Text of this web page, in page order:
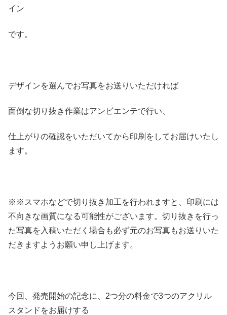
イン
です。
デザインを選んでお写真をお送りいただければ
面倒な切り抜き作業はアンビエンテで行い、
仕上がりの確認をいただいてから印刷をしてお届けいたし
ます。
※※スマホなどで切り抜き加工を行われますと、印刷には
不向きな画質になる可能性がございます。切り抜きを行っ
た写真を入稿いただく場合も必ず元のお写真もお送りいた
だきますようお願い申し上げます。
今回、発売開始の記念に、2つ分の料金で3つのアクリル
スタンドをお届けする